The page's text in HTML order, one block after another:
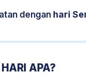
dengan hari
APA?